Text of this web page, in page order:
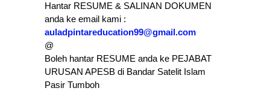
Hantar RESUME & SALINAN DOKUMEN
anda ke email kami :
auladpintareducation99@gmail.com
@
Boleh hantar RESUME anda ke PEJABAT
URUSAN APESB di Bandar Satelit Islam
Pasir Tumboh